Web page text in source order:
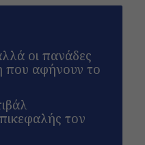
οι πανάδες
που αφήνουν το
τον